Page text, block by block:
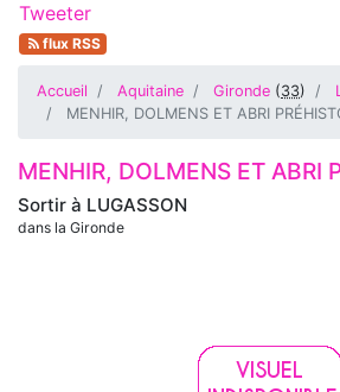
Tweeter
flux RSS
Accueil Aquitaine Gironde (33)
MENHIR, DOLMENS ET ABRI
Sortir à LUGASSON
dans la Gironde
MENHIR, DOLMENS ET ABRI